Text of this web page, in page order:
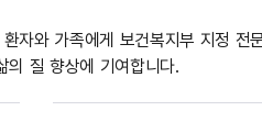
자와 가족에게 보건복지부 지정
의 질 향상에 기여합니다.